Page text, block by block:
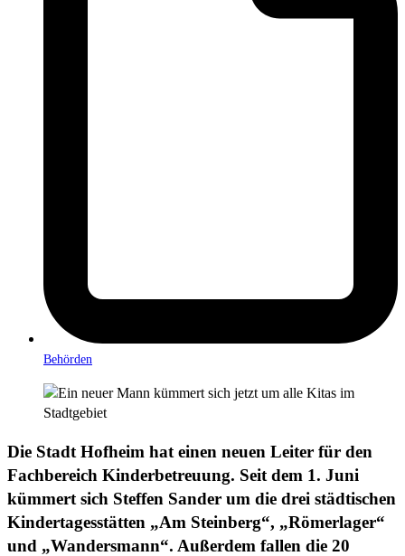
Behörden
Die Stadt Hofheim hat einen neuen Leiter für den
Fachbereich Kinderbetreuung. Seit dem 1. Juni
kümmert sich Steffen Sander um die drei städtischen
Kindertagesstätten „Am Steinberg“, „Römerlager“
und „Wandersmann“. Außerdem fallen die 20